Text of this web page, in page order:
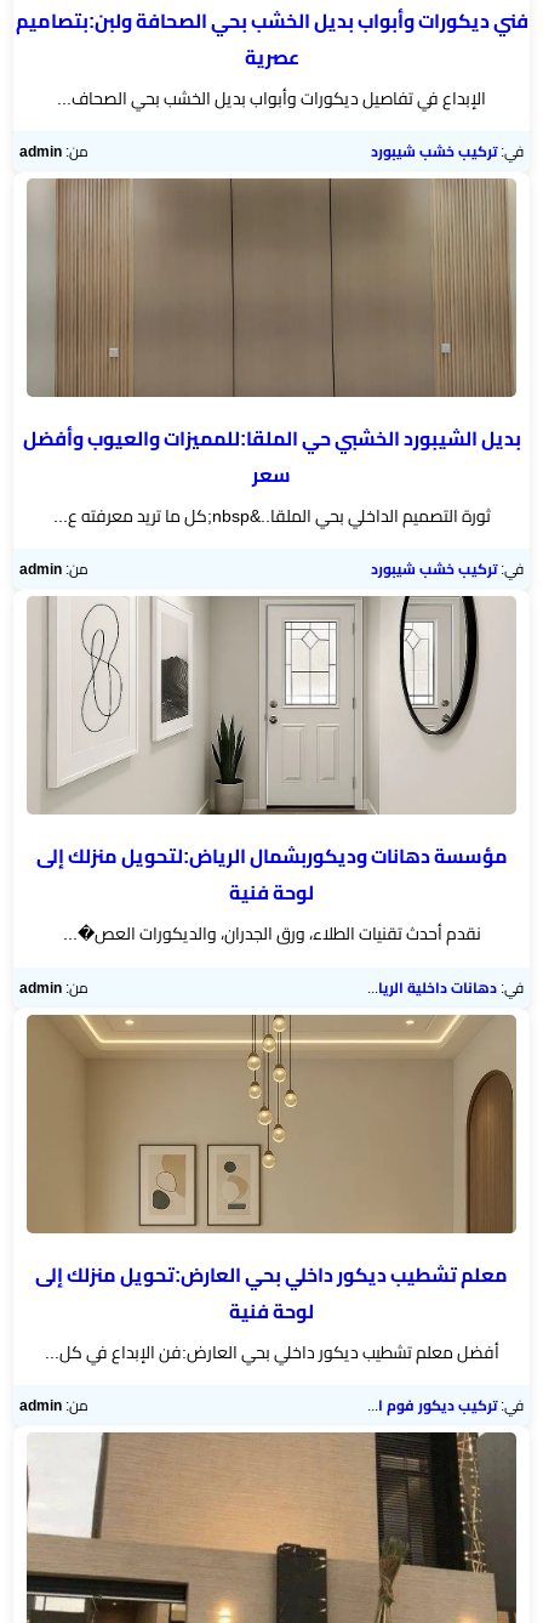
فني ديكورات وأبواب بديل الخشب بحي الصحافة ولبن:بتصاميم
عصرية
الإبداع في تفاصيل ديكورات وأبواب بديل الخشب بحي الصحاف...
في:تركيب خشب شيبورد من:admin
بديل الشيبورد الخشبي حي الملقا:للمميزات والعيوب وأفضل
سعر
ثورة التصميم الداخلي بحي الملقا..&nbsp;كل ما تريد معرفته ع...
في:تركيب خشب شيبورد من:admin
مؤسسة دهانات وديكوربشمال الرياض:لتحويل منزلك إلى
لوحة فنية
نقدم أحدث تقنيات الطلاء، ورق الجدران، والديكورات العص�...
في:دهانات داخلية الرياض من:admin
معلم تشطيب ديكور داخلي بحي العارض:تحويل منزلك إلى
لوحة فنية
أفضل معلم تشطيب ديكور داخلي بحي العارض:فن الإبداع في كل...
في:تركيب ديكور فوم الرياض من:admin